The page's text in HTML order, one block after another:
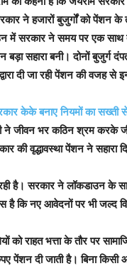
ने हजारों बुजुर्गों को पेंशन के
में सरकार ने समय पर एक साथ
बड़ा सहारा बनी। दोनों बुजुर्ग
दी जा रही पेंशन की वजह से
केके बनाए नियमों का सख्ती
ने जीवन भर कठिन श्रम करके
की वृद्धावस्था पेंशन ने सहारा
है। सरकार ने लॉकडाउन के
कि नए आवेदनों पर भी जल्द
को राहत भत्ता के तौर पर
पेंशन दी जाती है। बिना